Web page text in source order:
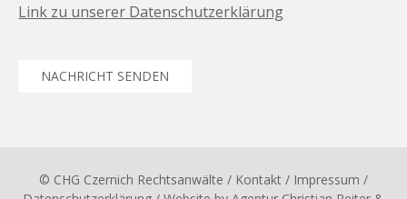
Link zu unserer Datenschutzerklärung
NACHRICHT SENDEN
© CHG Czernich Rechtsanwälte / Kontakt / Impressum /